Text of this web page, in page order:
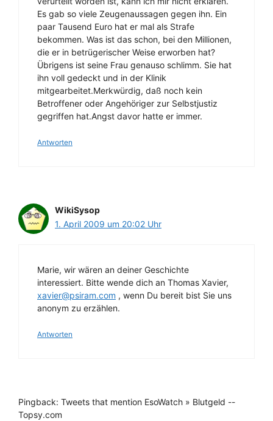
Es gab so viele Zeugenaussagen gegen ihn. Ein
paar Tausend Euro hat er mal als Strafe
bekommen. Was ist das schon, bei den Millionen,
die er in betrügerischer Weise erworben hat?
Übrigens ist seine Frau genauso schlimm. Sie hat
ihn voll gedeckt und in der Klinik
mitgearbeitet.Merkwürdig, daß noch kein
Betroffener oder Angehöriger zur Selbstjustiz
gegriffen hat.Angst davor hatte er immer.
Antworten
WikiSysop
1. April 2009 um 20:02 Uhr
Marie, wir wären an deiner Geschichte
interessiert. Bitte wende dich an Thomas Xavier,
xavier@psiram.com , wenn Du bereit bist Sie uns
anonym zu erzählen.
Antworten
Pingback: Tweets that mention EsoWatch » Blutgeld --
Topsy.com